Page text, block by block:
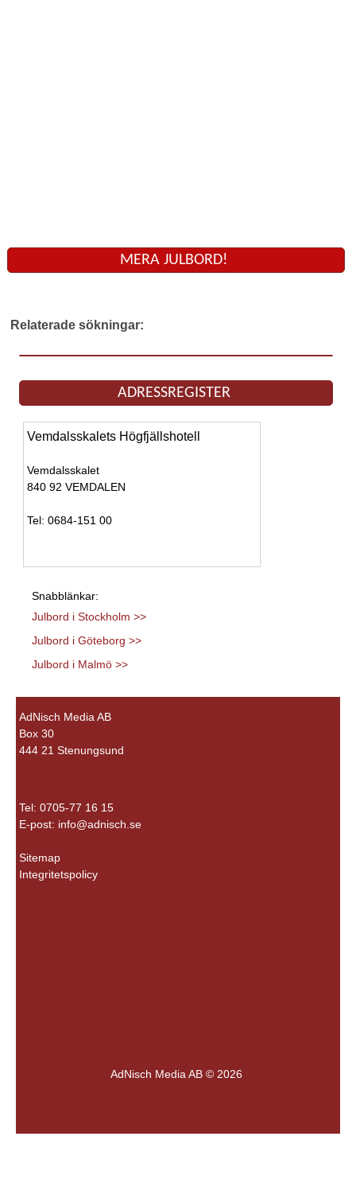
MERA JULBORD!
Relaterade sökningar:
ADRESSREGISTER
Vemdalsskalets Högfjällshotell
Vemdalsskalet
840 92 VEMDALEN
Tel: 0684-151 00
Snabblänkar:
Julbord i Stockholm >>
Julbord i Göteborg >>
Julbord i Malmö >>
AdNisch Media AB
Box 30
444 21 Stenungsund
Tel: 0705-77 16 15
E-post: info@adnisch.se
Sitemap
Integritetspolicy
AdNisch Media AB © 2026